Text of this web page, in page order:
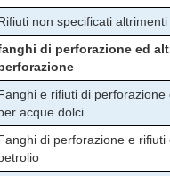
non specificati altrimenti
di perforazione ed
e rifiuti di perforazione
acque dolci
di perforazione e rifiuti